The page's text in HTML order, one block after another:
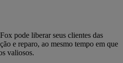
pode liberar seus clientes das
e reparo, ao mesmo tempo em que
valiosos.